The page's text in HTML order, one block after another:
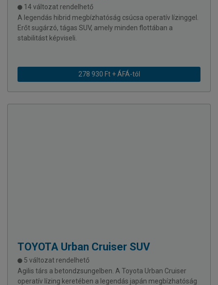
14 változat rendelhető
A legendás hibrid megbízhatóság csúcsa operatív lízinggel.
Erőt sugárzó, tágas SUV, amely minden flottában a
stabilitást képviseli.
278 930 Ft + ÁFÁ-tól
TOYOTA Urban Cruiser SUV
5 változat rendelhető
Agilis társ a betondzsungelben. A Toyota Urban Cruiser
operatív lízing keretében a legendás japán megbízhatóság